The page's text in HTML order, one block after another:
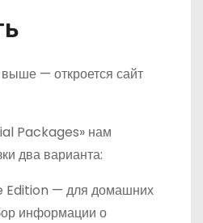
— откроется сайт
Packages» нам
два варианта:
Edition — для домашних
информации о